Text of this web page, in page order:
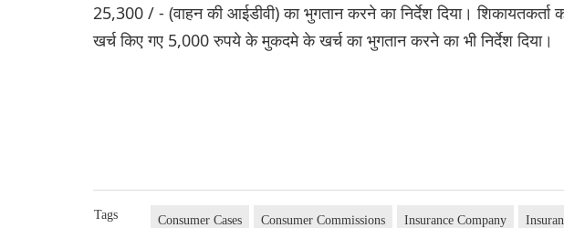
25,300 / - (वाहन की आईडीवी) का भुगतान करने का निर्देश दिया।
खर्च किए गए 5,000 रुपये के मुकदमे के खर्च का भुगतान करने का भी निर्देश दिया।
Tags Consumer Cases Consumer Commissions Insurance Company